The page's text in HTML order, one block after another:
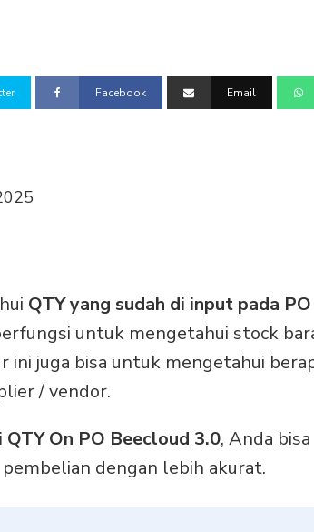
Facebook Email
QTY yang sudah di input pada
untuk mengetahui stock
ini juga bisa untuk mengetahui
/ vendor.
On PO Beecloud 3.0, Anda
dengan lebih akurat.